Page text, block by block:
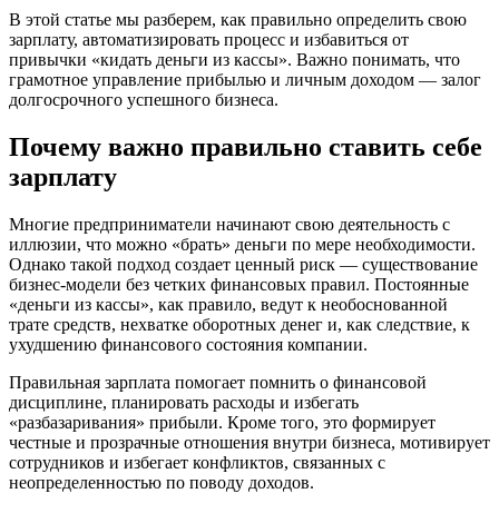
В этой статье мы разберем, как правильно определить свою
зарплату, автоматизировать процесс и избавиться от
привычки «кидать деньги из кассы». Важно понимать, что
грамотное управление прибылью и личным доходом — залог
долгосрочного успешного бизнеса.
Почему важно правильно ставить себе
зарплату
Многие предприниматели начинают свою деятельность с
иллюзии, что можно «брать» деньги по мере необходимости.
Однако такой подход создает ценный риск — существование
бизнес-модели без четких финансовых правил. Постоянные
«деньги из кассы», как правило, ведут к необоснованной
трате средств, нехватке оборотных денег и, как следствие, к
ухудшению финансового состояния компании.
Правильная зарплата помогает помнить о финансовой
дисциплине, планировать расходы и избегать
«разбазаривания» прибыли. Кроме того, это формирует
честные и прозрачные отношения внутри бизнеса, мотивирует
сотрудников и избегает конфликтов, связанных с
неопределенностью по поводу доходов.